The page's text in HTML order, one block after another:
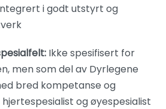
i godt utstyrt og
Ikke spesifisert for
men som del av Dyrlegene
bred kompetanse og
og øyespesialist